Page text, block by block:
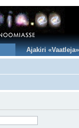
Ajakiri «Vaatleja»